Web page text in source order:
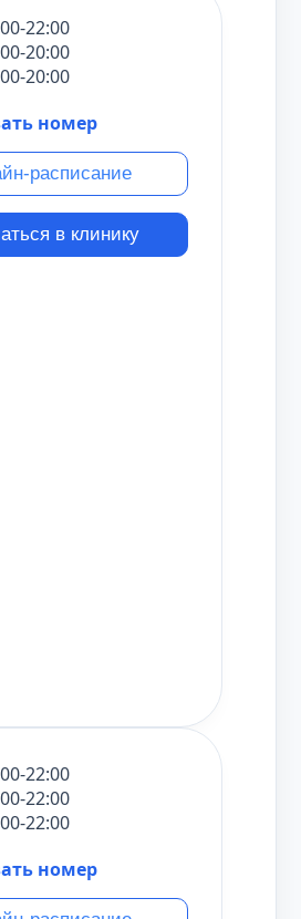
сустава
22:00
20:00
20:00
47номер
расписание
в клинику
22:00
22:00
22:00
47номер